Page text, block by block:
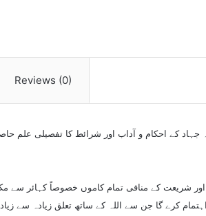
Reviews (0)
جہاد کے احکام و آداب اور شرائط کا تفصیلی علم
شریعت کے منافی تمام کاموں خصوصاً کہائر سے
کرے گا جن سے اللہ کے ساتھ تعلق زیادہ سے